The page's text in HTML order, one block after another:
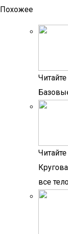
Похожее
все